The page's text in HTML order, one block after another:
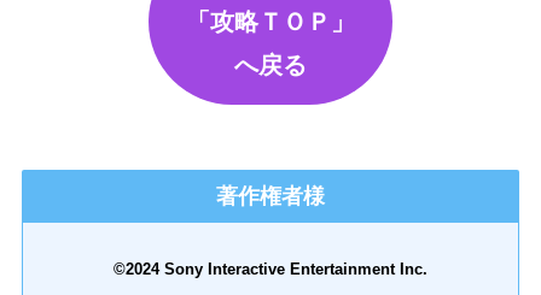
「攻略ＴＯＰ」
へ戻る
著作権者様
©2024 Sony Interactive Entertainment Inc.